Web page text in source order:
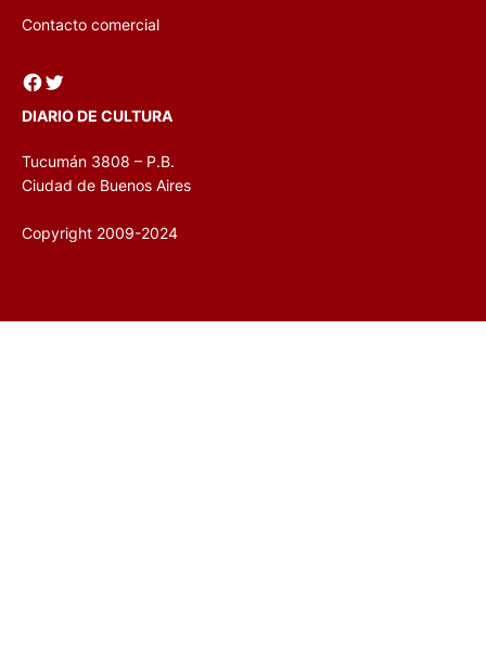
Contacto comercial
Facebook Twitter
DIARIO DE CULTURA
Tucumán 3808 – P.B.
Ciudad de Buenos Aires
Copyright 2009-2024